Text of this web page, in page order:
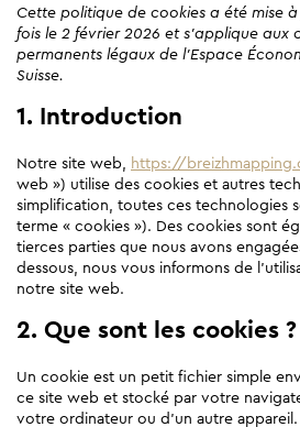
Cette politique de cookies a été mise
fois le 2 février 2026 et s’applique aux
permanents légaux de l’Espace
Suisse.
1. Introduction
Notre site web, https://
web ») utilise des cookies et autres
simplification, toutes ces technologies
terme « cookies »). Des cookies sont
tierces parties que nous avons
dessous, nous vous informons de
notre site web.
2. Que sont les cookies ?
Un cookie est un petit fichier simple
ce site web et stocké par votre
votre ordinateur ou d’un autre